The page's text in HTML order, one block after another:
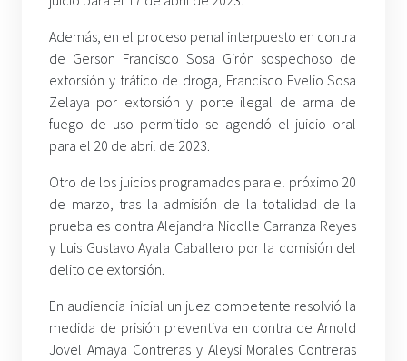
Además, en el proceso penal interpuesto en contra
de Gerson Francisco Sosa Girón sospechoso de
extorsión y tráfico de droga, Francisco Evelio Sosa
Zelaya por extorsión y porte ilegal de arma de
fuego de uso permitido se agendó el juicio oral
para el 20 de abril de 2023.
Otro de los juicios programados para el próximo 20
de marzo, tras la admisión de la totalidad de la
prueba es contra Alejandra Nicolle Carranza Reyes
y Luis Gustavo Ayala Caballero por la comisión del
delito de extorsión.
En audiencia inicial un juez competente resolvió la
medida de prisión preventiva en contra de Arnold
Jovel Amaya Contreras y Aleysi Morales Contreras